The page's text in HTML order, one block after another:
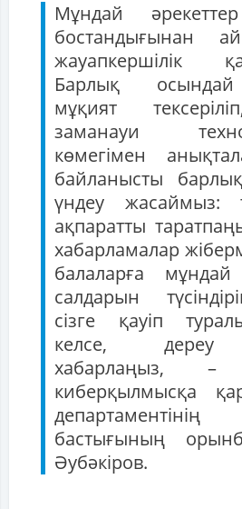
Мұндай
бостандығынан
жауапкершілік
Барлық
мұқият
заманауи
көмегімен
байланысты
үндеу жасаймыз:
ақпаратты
хабарламалар
балаларға мұндай
салдарын
сізге қауіп
келсе, дереу
хабарлаңыз,
киберқылмысқа
бастығының
Әубәкіров.